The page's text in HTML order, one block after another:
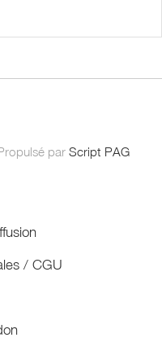
par Script PAG
/ CGU